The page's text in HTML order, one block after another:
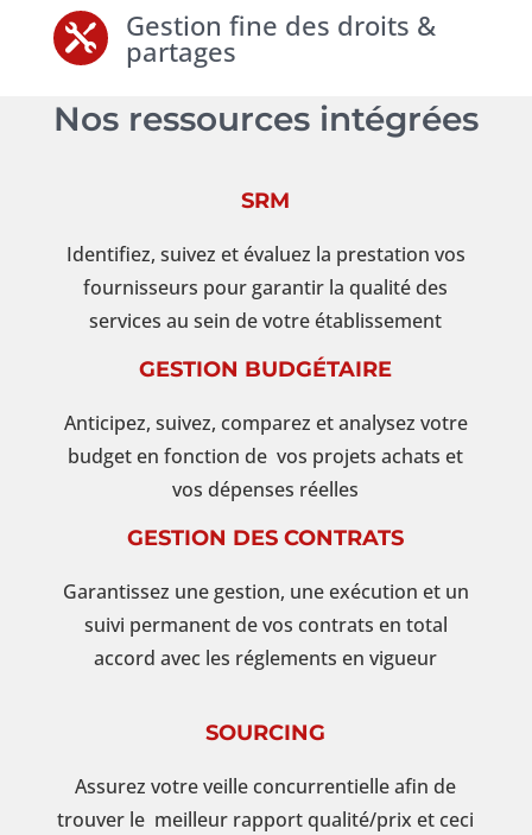
 Gestion fine des droits &
partages
Nos ressources intégrées
SRM
Identifiez, suivez et évaluez la prestation vos
fournisseurs pour garantir la qualité des
services au sein de votre établissement
GESTION BUDGÉTAIRE
Anticipez, suivez, comparez et analysez votre
budget en fonction de vos projets achats et
vos dépenses réelles
GESTION DES CONTRATS
Garantissez une gestion, une exécution et un
suivi permanent de vos contrats en total
accord avec les réglements en vigueur
SOURCING
Assurez votre veille concurrentielle afin de
trouver le meilleur rapport qualité/prix et ceci